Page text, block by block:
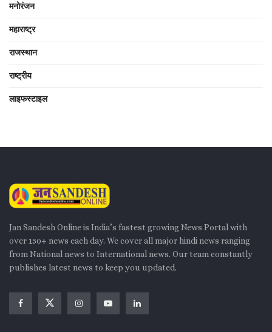
मनोरंजन
महाराष्ट्र
राजस्थान
राष्ट्रीय
लाइफस्टाइल
Jan Sandesh Online is India’s fastest growing News Portal with
over 150+ news each day. We cover all major hindi news ranging
from National news to International news. Our team constantly
publishes latest news to keep you updated.